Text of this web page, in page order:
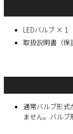
LEDバルブ × 1
取扱説明書（保
通常バルブ形式
ません。バルブ